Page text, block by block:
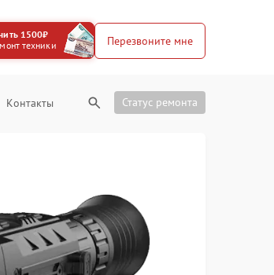
1500₽
техники
Перезвоните мне
Контакты Статус ремонта